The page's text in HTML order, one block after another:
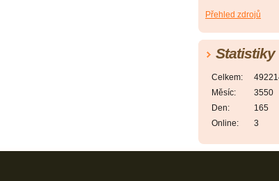
Přehled zdrojů
Statistiky
Online: 3
Celkem:
Měsíc:
3550
Den:
165